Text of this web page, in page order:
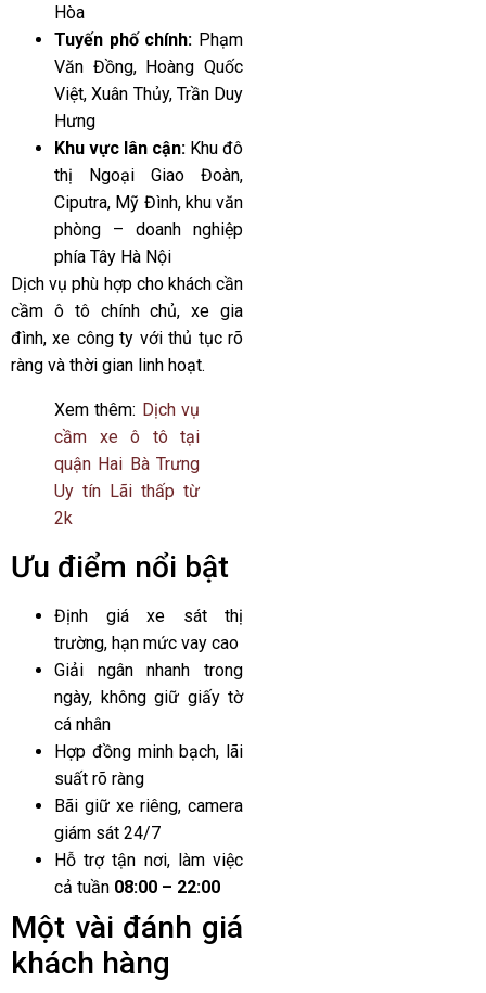
Hòa
Tuyến phố chính: Phạm
Văn Đồng, Hoàng Quốc
Việt, Xuân Thủy, Trần Duy
Hưng
Khu vực lân cận: Khu đô
thị Ngoại Giao Đoàn,
Ciputra, Mỹ Đình, khu văn
phòng – doanh nghiệp
phía Tây Hà Nội
Dịch vụ phù hợp cho khách cần
cầm ô tô chính chủ, xe gia
đình, xe công ty với thủ tục rõ
ràng và thời gian linh hoạt.
Xem thêm: Dịch vụ
cầm xe ô tô tại
quận Hai Bà Trưng
Uy tín Lãi thấp từ
2k
Ưu điểm nổi bật
Định giá xe sát thị
trường, hạn mức vay cao
Giải ngân nhanh trong
ngày, không giữ giấy tờ
cá nhân
Hợp đồng minh bạch, lãi
suất rõ ràng
Bãi giữ xe riêng, camera
giám sát 24/7
Hỗ trợ tận nơi, làm việc
cả tuần 08:00 – 22:00
Một vài đánh giá
khách hàng